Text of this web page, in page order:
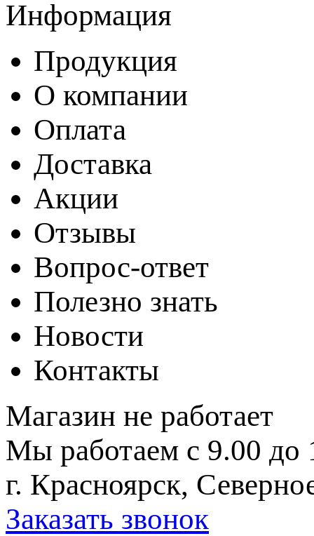
Информация
Продукция
О компании
Оплата
Доставка
Акции
Отзывы
Вопрос-ответ
Полезно знать
Новости
Контакты
Магазин не работает
Мы работаем с 9.00 до
г. Красноярск,
Заказать звонок